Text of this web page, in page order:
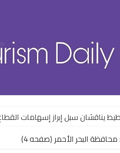
يناقشان سبل إبراز إسهامات
مجمع محطات تحلية مياه البحر
البحر الأحمر (صفحه 4)